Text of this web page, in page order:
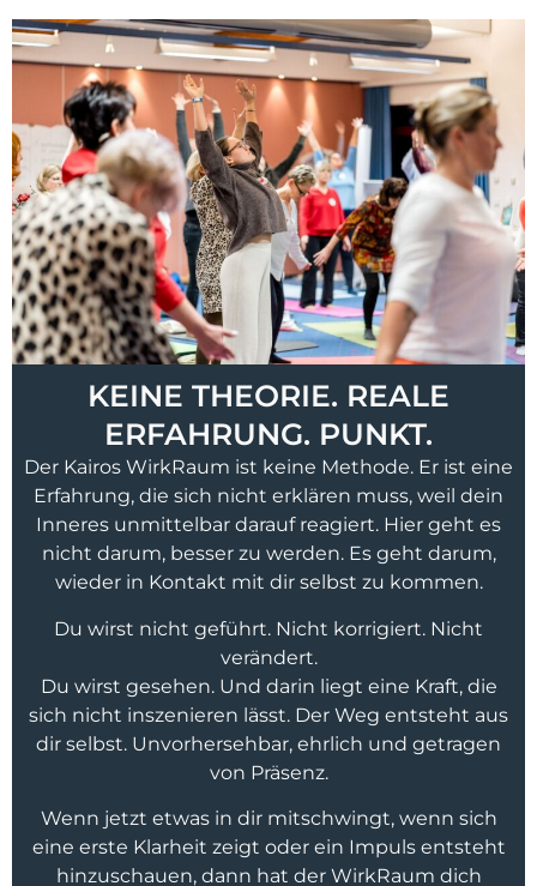
KEINE THEORIE. REALE
ERFAHRUNG. PUNKT.
Der Kairos WirkRaum ist keine Methode. Er ist eine
Erfahrung, die sich nicht erklären muss, weil dein
Inneres unmittelbar darauf reagiert. Hier geht es
nicht darum, besser zu werden. Es geht darum,
wieder in Kontakt mit dir selbst zu kommen.
Du wirst nicht geführt. Nicht korrigiert. Nicht
verändert.
Du wirst gesehen. Und darin liegt eine Kraft, die
sich nicht inszenieren lässt. Der Weg entsteht aus
dir selbst. Unvorhersehbar, ehrlich und getragen
von Präsenz.
Wenn jetzt etwas in dir mitschwingt, wenn sich
eine erste Klarheit zeigt oder ein Impuls entsteht
hinzuschauen, dann hat der WirkRaum dich